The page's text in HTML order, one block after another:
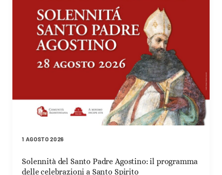
1 AGOSTO 2026
Solennità del Santo Padre Agostino: il programma
delle celebrazioni a Santo Spirito